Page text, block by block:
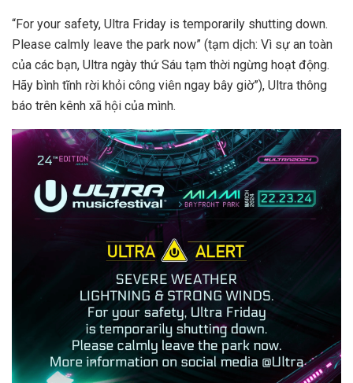
“For your safety, Ultra Friday is temporarily shutting down.
Please calmly leave the park now” (tạm dịch: Vì sự an toàn
của các bạn, Ultra ngày thứ Sáu tạm thời ngừng hoạt động.
Hãy bình tĩnh rời khỏi công viên ngay bây giờ”), Ultra thông
báo trên kênh xã hội của mình.